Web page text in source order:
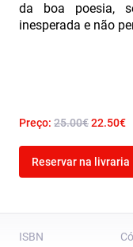
da boa poesia,
inesperada e não
Preço: 25.00€22.50€
Reservar na livraria
ISBN